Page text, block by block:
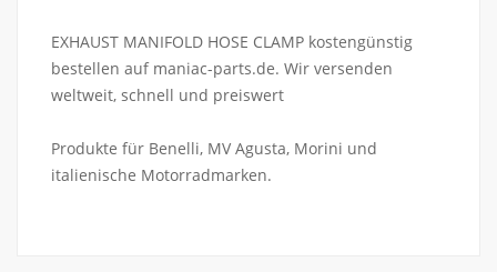
EXHAUST MANIFOLD HOSE CLAMP kostengünstig
bestellen auf maniac-parts.de. Wir versenden
weltweit, schnell und preiswert
Produkte für Benelli, MV Agusta, Morini und
italienische Motorradmarken.